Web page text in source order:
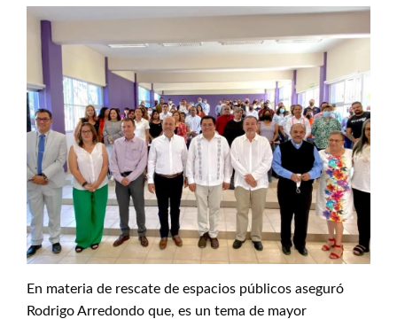
En materia de rescate de espacios públicos aseguró
Rodrigo Arredondo que, es un tema de mayor